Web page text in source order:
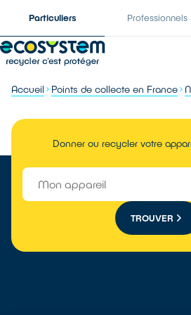
Particuliers Professionnels
Accueil Points de collecte en France
Donner ou recycler votre
TROUVER